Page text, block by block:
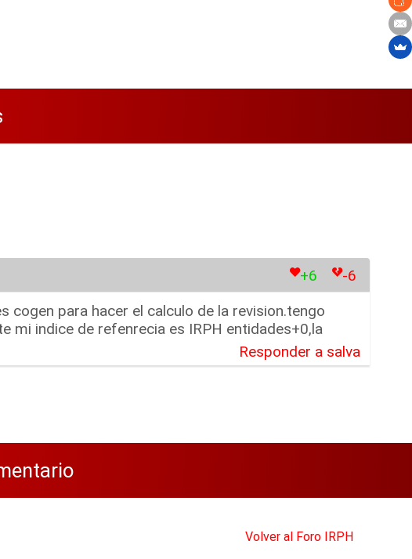
-6
+6
para hacer el calculo de la revision.tengo
mi indice de refenrecia es IRPH entidades+0,la
Responder a salva
Volver al Foro IRPH